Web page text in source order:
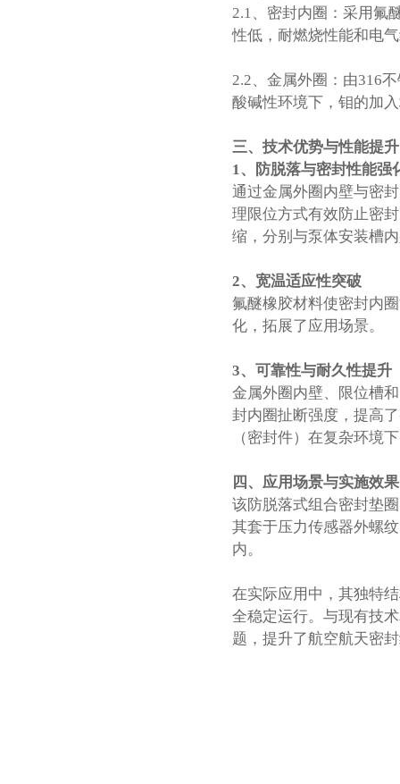
2.1、密封内圈：采用氟
性低，耐燃烧性能和电
2.2、金属外圈：由316
酸碱性环境下，钼的加
三、 技术优势与性能提升
1、
防脱落与密封性能强
通过金属外圈内壁与密
理限位方式有效防止密
缩，分别与泵体安装槽
2、 宽温适应性突破
氟醚橡胶材料使密封内
化，拓展了应用场景。
3、 可靠性与耐久性提升
金属外圈内壁、限位槽
封内圈扯断强度，提高
（密封件）在复杂环境
四、 应用场景与实施效果
该防脱落式组合密封垫
其套于压力传感器外螺
内。
在实际应用中，其独特
全稳定运行。与现有技
题，提升了航空航天密